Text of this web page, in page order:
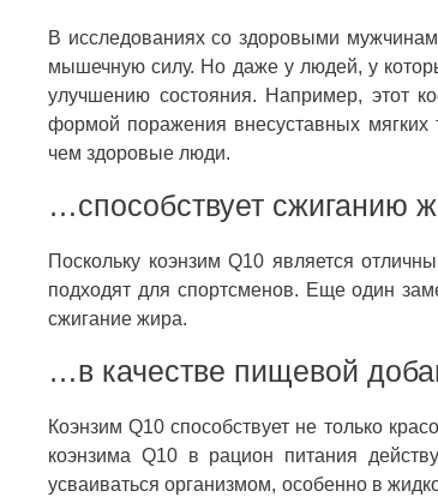
В исследованиях со здоровыми
мышечную силу. Но даже у людей, у
улучшению состояния. Например, этот
формой поражения внесуставных
чем здоровые люди.
…способствует сжиганию
Поскольку коэнзим Q10 является
подходят для спортсменов. Еще один
сжигание жира.
…в качестве пищевой
Коэнзим Q10 способствует не только
коэнзима Q10 в рацион питания
усваиваться организмом, особенно в